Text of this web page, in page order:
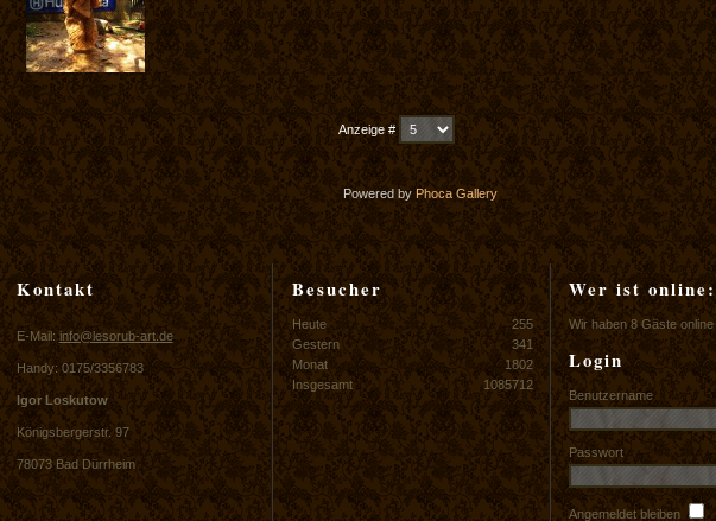
Anzeige #
Powered by Phoca Gallery
Kontakt
E-Mail:info@lesorub-art.de
Handy: 0175/3356783
Igor Loskutow
Königsbergerstr. 97
78073 Bad Dürrheim
Besucher
Heute
255
Gestern
341
Monat
1802
Insgesamt
1085712
Wer ist online:
Wir haben 8 Gäste online
Login
Benutzername
Passwort
Angemeldet bleiben